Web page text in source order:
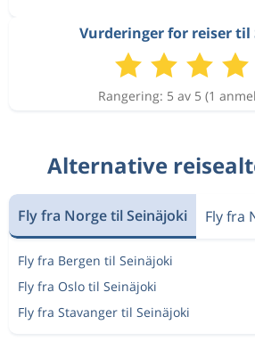
Vurderinger for reiser til
Rangering: 5 av 5 (1
Alternative
Fly fra Norge til Seinäjoki Fly fra
Fly fra Bergen til Seinäjoki
Fly fra Oslo til Seinäjoki
Fly fra Stavanger til Seinäjoki